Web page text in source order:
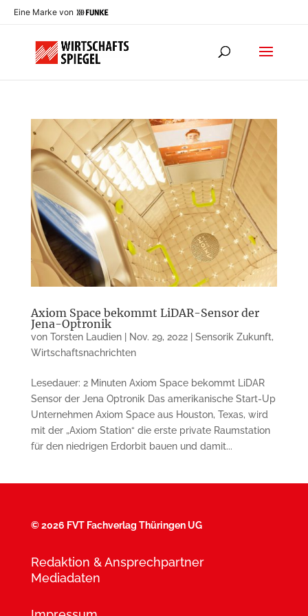
Eine Marke von
Axiom Space bekommt LiDAR-Sensor der
Jena-Optronik
von Torsten Laudien| Nov. 29, 2022| Sensorik Zukunft,
Wirtschaftsnachrichten
Lesedauer: 2 Minuten Axiom Space bekommt LiDAR
Sensor der Jena Optronik Das amerikanische Start-Up
Unter­nehmen Axiom Space aus Houston, Texas, wird
mit der „Axiom Station“ die erste private Raum­station
für den niedrigen Erdorbit bauen und damit...
©2026 FVT Fachverlag Thüringen UG
Redaktion & Ansprechpartner
Mediadaten